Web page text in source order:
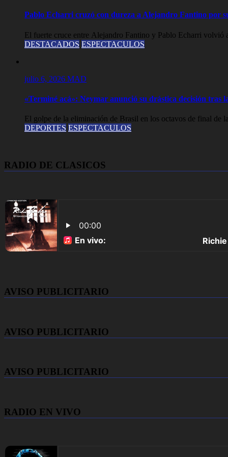
Pablo Echarri cruzó con dureza a Alejandro Fantino por
El fuerte cruce entre Alejandro Fantino y Pablo Echarri volvió
DESTACADOS ESPECTACULOS
julio 6, 2026 MAD
«Terminé acá»: Neymar anunció su drástica decisión tras
El golpe de la eliminación de Brasil en los octavos de final de
DEPORTES ESPECTACULOS
RADIO DE CLASICOS
AVISO PUBLICITARIO
AVISO PUBLICITARIO
AVISO PUBLICITARIO
RADIO EN VIVO